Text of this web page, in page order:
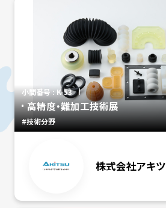
小間番号 : K-53
高精度・難加工技術展
#技術分野
株式会社アキツ